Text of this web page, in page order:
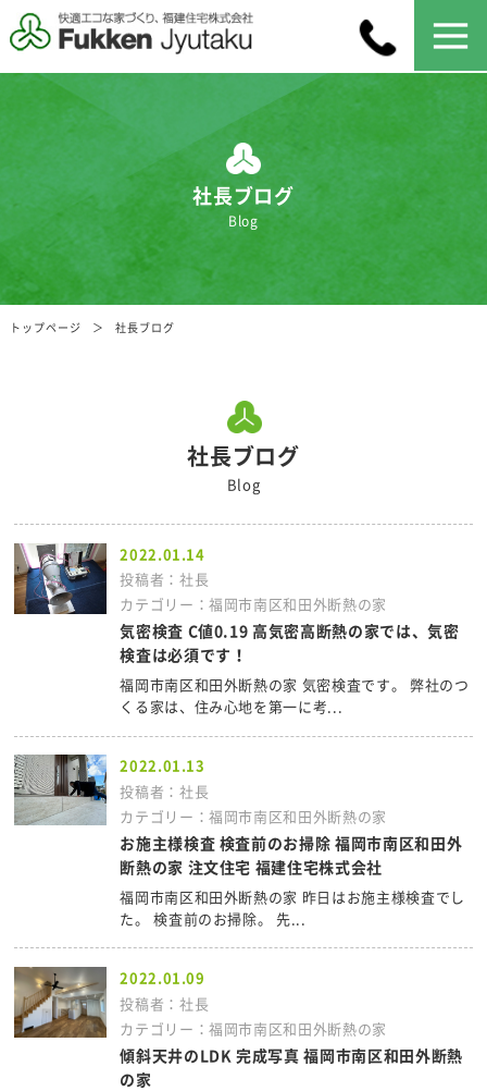
社長ブログ
Blog
トップページ 社長ブログ
社長ブログ
Blog
2022.01.14
投稿者：社長
カテゴリー：福岡市南区和田外断熱の家
気密検査 C値0.19 高気密高断熱の家では、気密
検査は必須です！
福岡市南区和田外断熱の家 気密検査です。 弊社のつ
くる家は、住み心地を第一に考...
2022.01.13
投稿者：社長
カテゴリー：福岡市南区和田外断熱の家
お施主様検査 検査前のお掃除 福岡市南区和田外
断熱の家 注文住宅 福建住宅株式会社
福岡市南区和田外断熱の家 昨日はお施主様検査でし
た。 検査前のお掃除。 先...
2022.01.09
投稿者：社長
カテゴリー：福岡市南区和田外断熱の家
傾斜天井のLDK 完成写真 福岡市南区和田外断熱
の家